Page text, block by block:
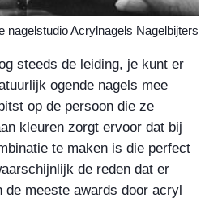
nagelstudio Acrylnagels Nagelbijters
steeds de leiding, je kunt er
ogende nagels mee
op de persoon die ze
kleuren zorgt ervoor dat bij
te maken is die perfect
de reden dat er
meeste awards door acryl